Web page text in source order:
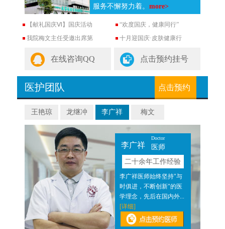
服务不懈努力着。more>
【献礼国庆Ⅵ】国庆活动
“欢度国庆，健康同行”
我院梅文主任受邀出席第
十月迎国庆·皮肤健康行
在线咨询QQ 点击预约挂号
医护团队 点击预约
王艳琼 龙继冲 李广祥 梅文
李广祥
Doctor
医师
二十余年工作经验
李广祥医师始终坚持"与
时俱进，不断创新"的医
学理念，先后在国内外...
[详细]